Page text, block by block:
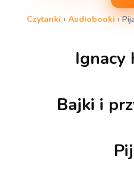
Czytanki › Audiobooki›
Ignacy
Bajki i